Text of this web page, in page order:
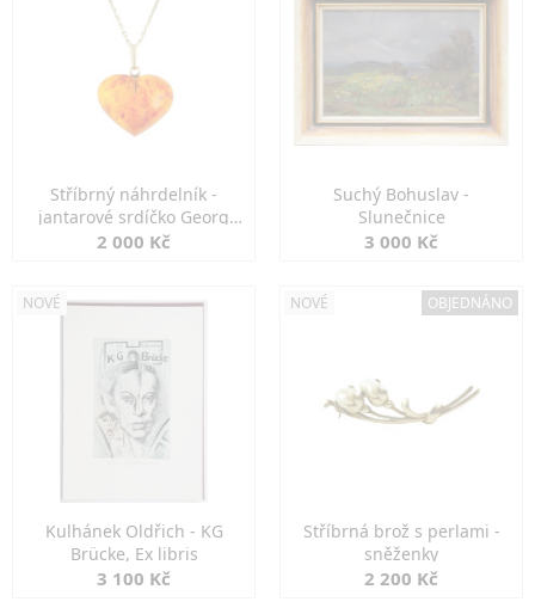
Stříbrný náhrdelník -
jantarové srdíčko Georg
Kramer
2 000 Kč
Suchý Bohuslav -
Slunečnice
3 000 Kč
NOVÉ
Kulhánek Oldřich - KG
Brücke, Ex libris
3 100 Kč
NOVÉ OBJEDNÁNO
Stříbrná brož s perlami -
sněženky
2 200 Kč